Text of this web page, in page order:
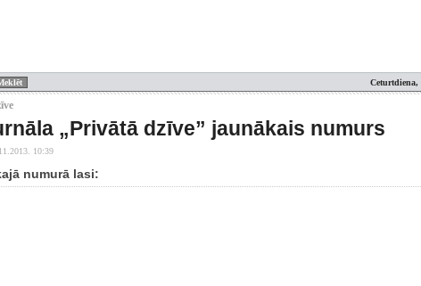
Ceturtdiena,
„Privātā dzīve” jaunākais numurs
10:39
numurā lasi: